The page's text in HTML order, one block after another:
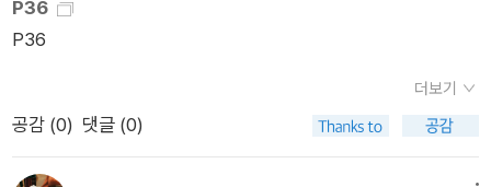
P36
P36
더보기
공감 (0) 댓글 (0)